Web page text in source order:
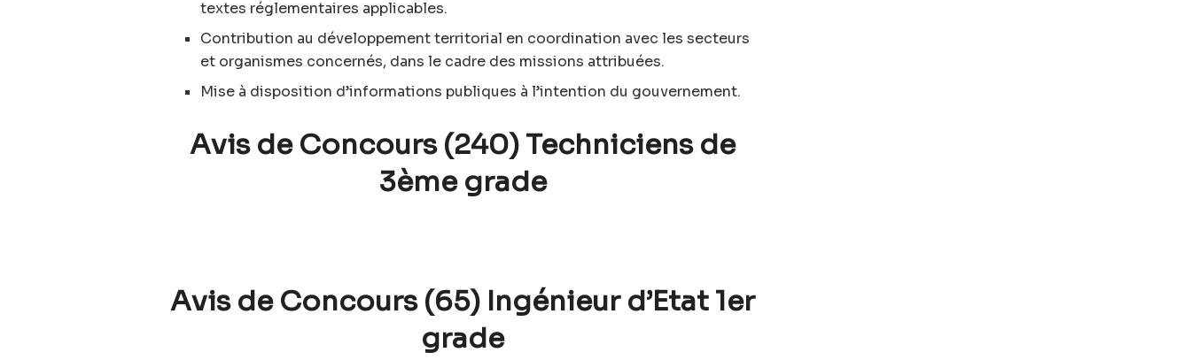
textes réglementaires applicables.
Contribution au développement territorial en coordination avec les secteurs
et organismes concernés, dans le cadre des missions attribuées.
Mise à disposition d’informations publiques à l’intention du gouvernement.
Avis de Concours (240) Techniciens de
3ème grade
Avis de Concours (65) Ingénieur d’Etat 1er
grade